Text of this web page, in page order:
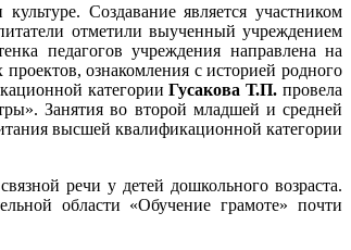
Создавание является участником
отметили выученный учреждением
педагогов учреждения направлена на
ознакомления с историей родного
категорииГусакова Т.П. провела
Занятия во второй младшей и средней
высшей квалификационной категории
речи у детей дошкольного возраста.
области «Обучение грамоте» почти